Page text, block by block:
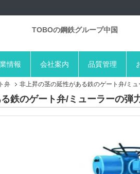
TOBOの鋼鉄グループ中国
情報 会社案内 品質管理
弁 非上昇の茎の延性がある鉄のゲート弁/ミ
鉄のゲート弁/ミューラーの弾